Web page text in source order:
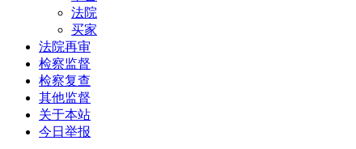
法院
买家
法院再审
检察监督
检察复查
其他监督
关于本站
今日举报